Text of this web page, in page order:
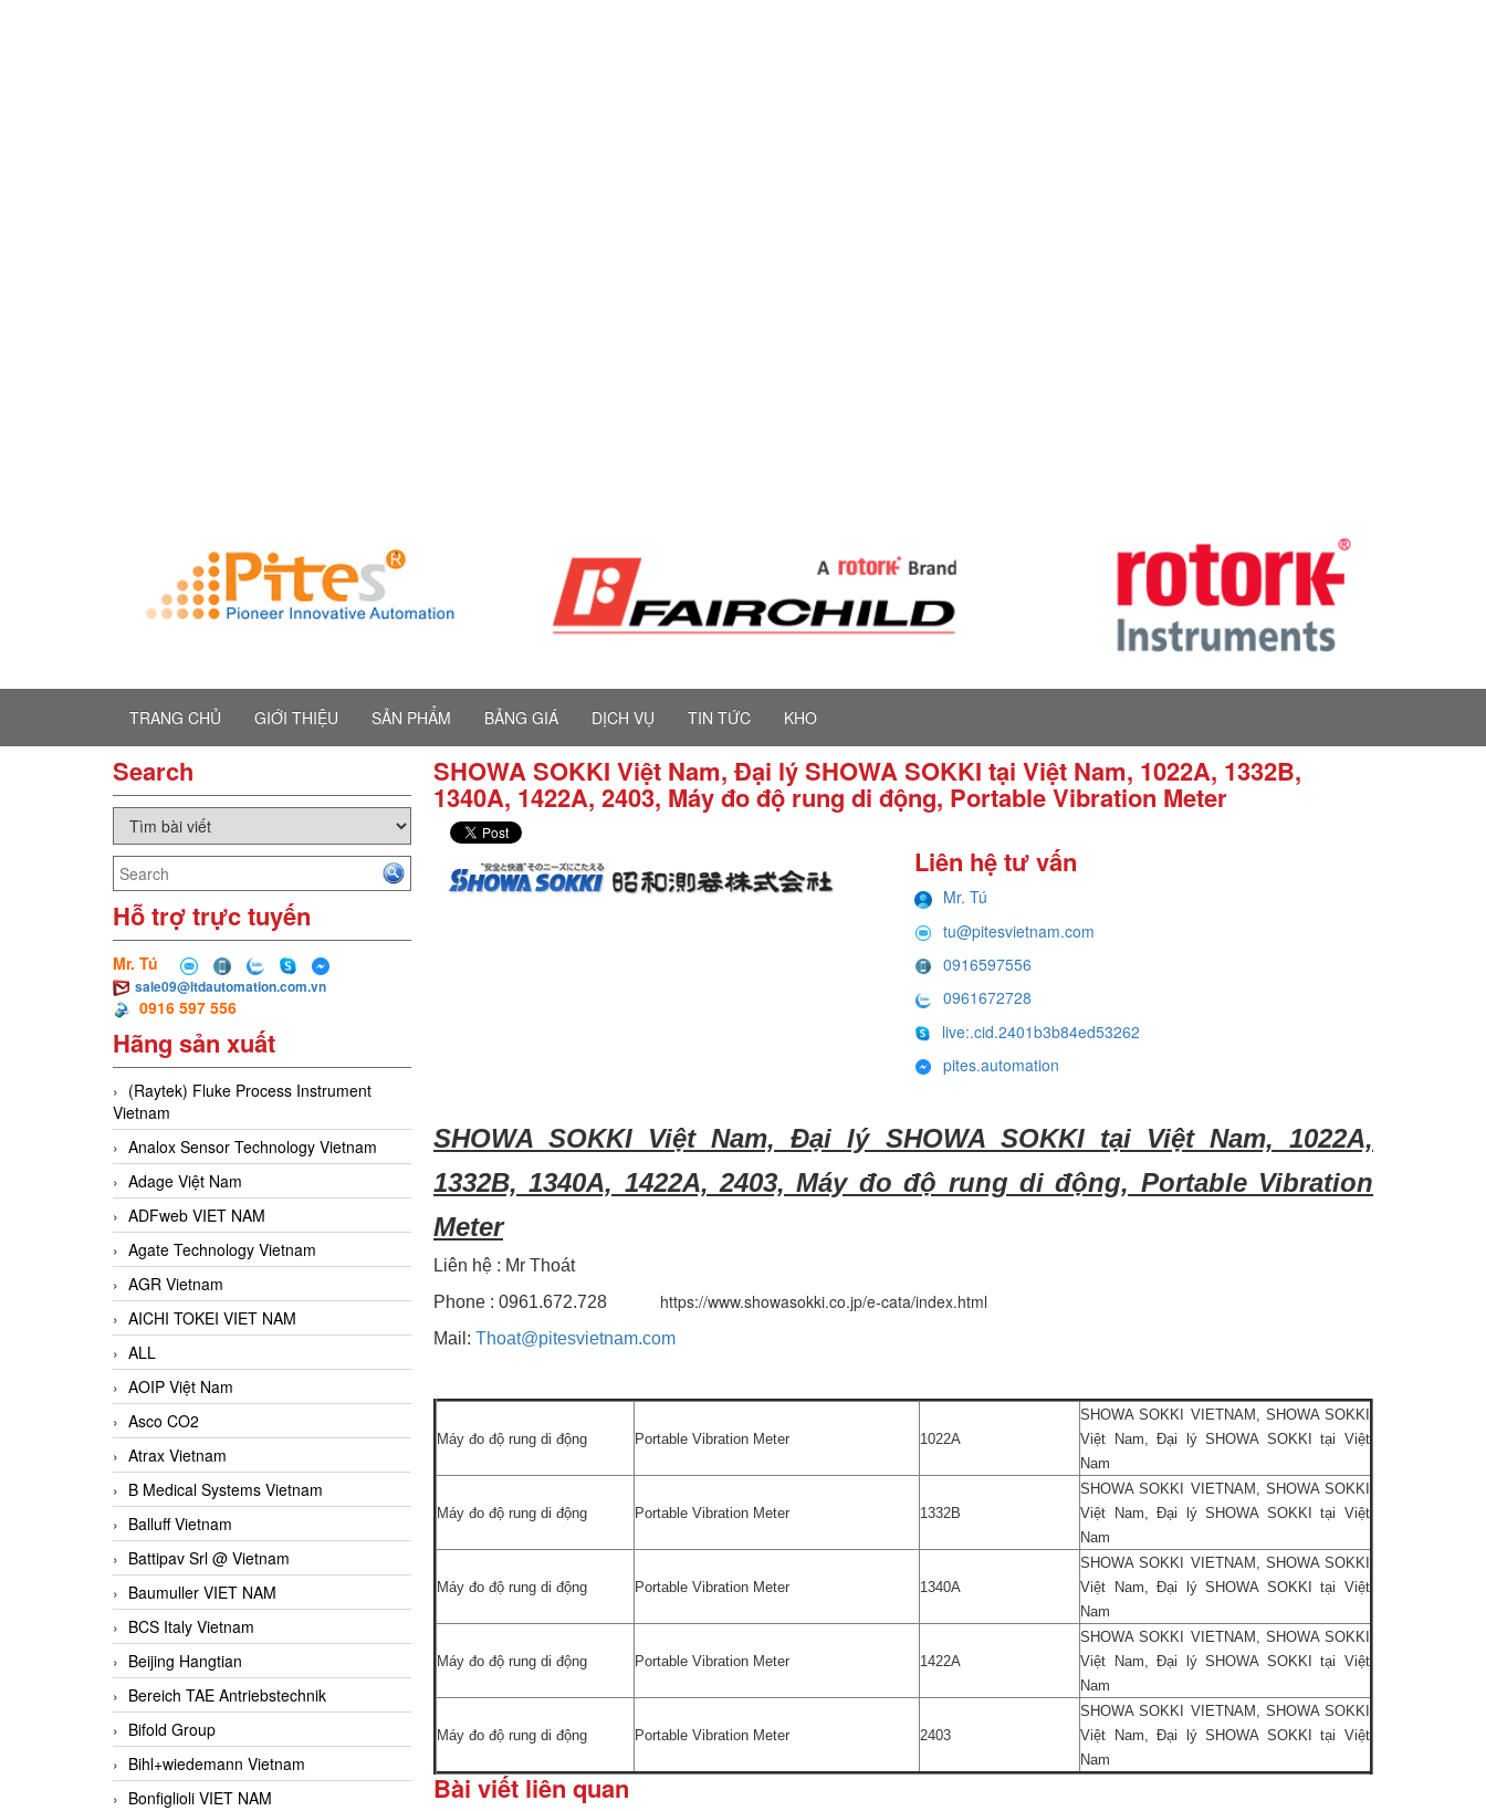
TRANG CHỦ GIỚI THIỆU SẢN PHẨM BẢNG GIÁ DỊCH VỤ TIN TỨC KHO
Search
Hỗ trợ trực tuyến
Mr. Tú
sale09@ltdautomation.com.vn
0916 597 556
Hãng sản xuất
(Raytek) Fluke Process Instrument
Vietnam
Analox Sensor Technology Vietnam
Adage Việt Nam
ADFweb VIET NAM
Agate Technology Vietnam
AGR Vietnam
AICHI TOKEI VIET NAM
ALL
AOIP Việt Nam
Asco CO2
Atrax Vietnam
B Medical Systems Vietnam
Balluff Vietnam
Battipav Srl @ Vietnam
Baumuller VIET NAM
BCS Italy Vietnam
Beijing Hangtian
Bereich TAE Antriebstechnik
Bifold Group
Bihl+wiedemann Vietnam
Bonfiglioli VIET NAM
SHOWA SOKKI Việt Nam, Đại lý SHOWA SOKKI tại Việt Nam, 1022A, 1332B,
1340A, 1422A, 2403, Máy đo độ rung di động, Portable Vibration Meter
Liên hệ tư vấn
Mr. Tú
tu@pitesvietnam.com
0916597556
0961672728
live:.cid.2401b3b84ed53262
pites.automation
SHOWA SOKKI Việt Nam, Đại lý SHOWA SOKKI tại Việt Nam, 1022A,
1332B, 1340A, 1422A, 2403, Máy đo độ rung di động, Portable Vibration
Meter
Liên hệ : Mr Thoát
Phone : 0961.672.728 https://www.showasokki.co.jp/e-cata/index.html
Mail: Thoat@pitesvietnam.com
Máy đo độ rung di động Portable Vibration Meter 1022A
SHOWA SOKKI VIETNAM, SHOWA SOKKI
Việt Nam, Đại lý SHOWA SOKKI tại Việt
Nam
Máy đo độ rung di động Portable Vibration Meter 1332B
SHOWA SOKKI VIETNAM, SHOWA SOKKI
Việt Nam, Đại lý SHOWA SOKKI tại Việt
Nam
Máy đo độ rung di động Portable Vibration Meter 1340A
SHOWA SOKKI VIETNAM, SHOWA SOKKI
Việt Nam, Đại lý SHOWA SOKKI tại Việt
Nam
Máy đo độ rung di động Portable Vibration Meter 1422A
SHOWA SOKKI VIETNAM, SHOWA SOKKI
Việt Nam, Đại lý SHOWA SOKKI tại Việt
Nam
Máy đo độ rung di động Portable Vibration Meter 2403
SHOWA SOKKI VIETNAM, SHOWA SOKKI
Việt Nam, Đại lý SHOWA SOKKI tại Việt
Nam
Bài viết liên quan